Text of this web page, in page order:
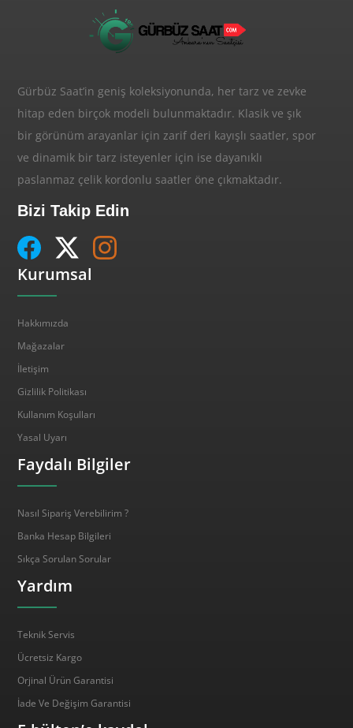
Gürbüz Saat’in geniş koleksiyonunda, her tarz ve zevke
hitap eden birçok modeli bulunmaktadır. Klasik ve şık
bir görünüm arayanlar için zarif deri kayışlı saatler, spor
ve dinamik bir tarz isteyenler için ise dayanıklı
paslanmaz çelik kordonlu saatler öne çıkmaktadır.
Bizi Takip Edin
Kurumsal
Hakkımızda
Mağazalar
İletişim
Gizlilik Politikası
Kullanım Koşulları
Yasal Uyarı
Faydalı Bilgiler
Nasıl Sipariş Verebilirim ?
Banka Hesap Bilgileri
Sıkça Sorulan Sorular
Yardım
Teknik Servis
Ücretsiz Kargo
Orjinal Ürün Garantisi
İade Ve Değişim Garantisi